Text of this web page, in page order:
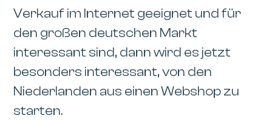
Verkauf im Internet geeignet und für
den großen deutschen Markt
interessant sind, dann wird es jetzt
besonders interessant, von den
Niederlanden aus einen Webshop zu
starten.